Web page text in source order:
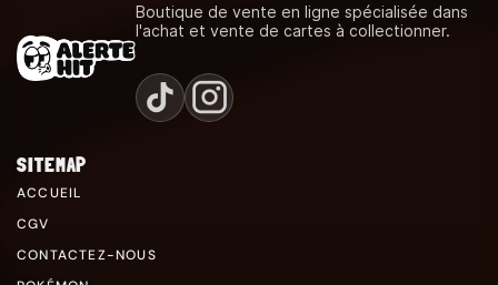
Boutique de vente en ligne spécialisée dans
l'achat et vente de cartes à collectionner.
SITEMAP
ACCUEIL
CGV
CONTACTEZ-NOUS